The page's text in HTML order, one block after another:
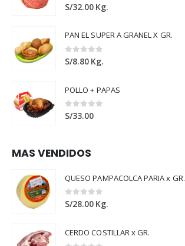
0out of 5
S/32.00 Kg.
PAN EL SUPER A GRANEL X GR.
0out of 5
S/8.80 Kg.
POLLO + PAPAS
0out of 5
S/33.00
MAS VENDIDOS
QUESO PAMPACOLCA PARIA x GR.
0out of 5
S/28.00 Kg.
CERDO COSTILLAR x GR.